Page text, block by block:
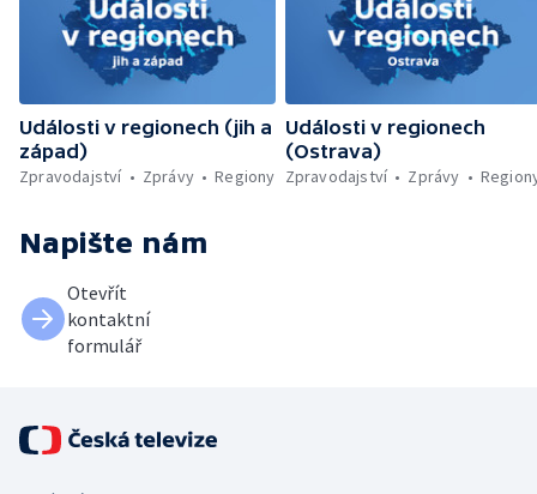
Události v regionech (jih a
západ)
Zpravodajství
Zprávy Regiony
Události v regionech
(Ostrava)
Zpravodajství
Zprávy
Napište nám
Otevřít
kontaktní
formulář